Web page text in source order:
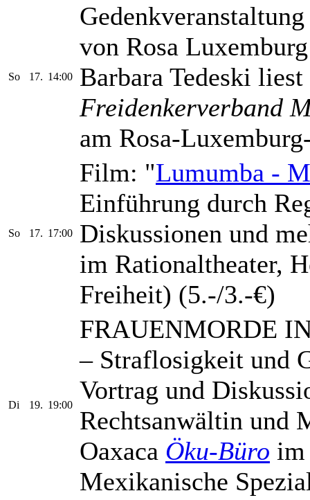
So 17. 14:00
von Rosa
Barbara Tedeski
Freidenkerverband
am Rosa-
So 17. 17:00
Film: "Lumumba -
Einführung durch
Diskussionen und
im Rationaltheater,
Freiheit) (5.-/3.-€)
Di 19. 19:00
FRAUENMORDE
– Straflosigkeit und
Vortrag und
Rechtsanwältin und
Oaxaca Öku-Büro im
Mexikanische